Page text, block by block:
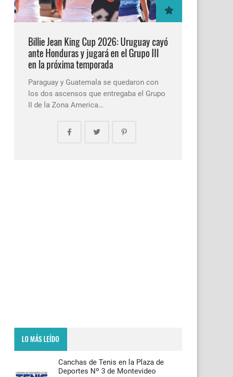
Billie Jean King Cup 2026: Uruguay cayó
ante Honduras y jugará en el Grupo III
en la próxima temporada
Paraguay y Guatemala se quedaron con
los dos ascensos que entregaba el Grupo
II de la Zona America…
LO MÁS LEÍDO
Canchas de Tenis en la Plaza de
Deportes Nº 3 de Montevideo